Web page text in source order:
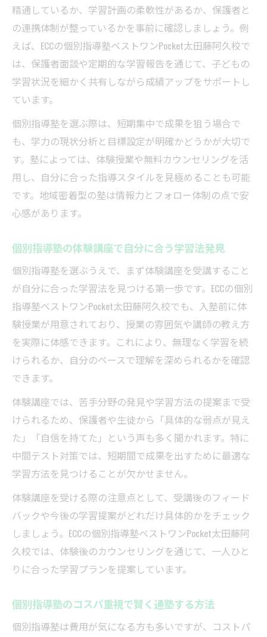
精通しているか、学習計画の柔軟性があるか、保護者と
の連携体制が整っているかを事前に確認しましょう。例
えば、ECCの個別指導塾ベストワンPocket太田藤阿久校で
は、保護者面談や定期的な学習報告を通じて、子どもの
学習状況を細かく共有しながら成績アップをサポートし
ています。
個別指導塾を選ぶ際は、短期集中で成果を狙う場合で
も、学力の現状分析と目標設定が明確かどうかが大切で
す。塾によっては、体験授業や無料カウンセリングを活
用し、自分に合った指導スタイルを見極めることも可能
です。地域密着型の塾は情報力とフォロー体制の点で安
心感があります。
個別指導塾の体験講座で自分に合う学習法発見
個別指導塾を選ぶうえで、まず体験講座を受講すること
が自分に合った学習法を見つける第一歩です。ECCの個別
指導塾ベストワンPocket太田藤阿久校でも、入塾前に体
験授業が用意されており、授業の雰囲気や講師の教え方
を実際に体感できます。これにより、無理なく学習を続
けられるか、自分のペースで理解を深められるかを確認
できます。
体験講座では、苦手分野の発見や学習方法の提案まで受
けられるため、保護者や生徒から「具体的な弱点が見え
た」「自信を持てた」という声も多く聞かれます。特に
中間テスト対策では、短期間で成果を出すために最適な
学習方法を見つけることが欠かせません。
体験講座を受ける際の注意点として、受講後のフィード
バックや今後の学習提案がどれだけ具体的かをチェック
しましょう。ECCの個別指導塾ベストワンPocket太田藤阿
久校では、体験後のカウンセリングを通じて、一人ひと
りに合った学習プランを提案しています。
個別指導塾のコスパ重視で賢く通塾する方法
個別指導塾は費用が気になる方も多いですが、コストパ